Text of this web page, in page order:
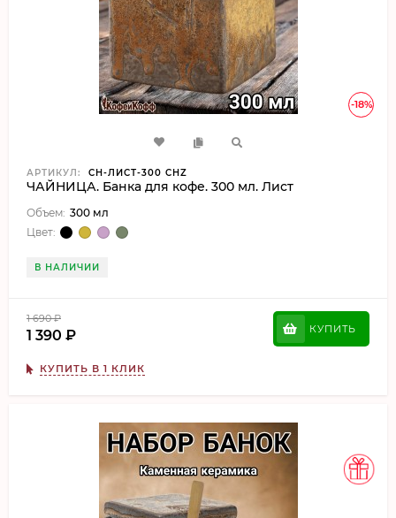
-18%
АРТИКУЛ: CH-ЛИСТ-300 CHZ
ЧАЙНИЦА. Банка для кофе. 300 мл. Лист
Объем: 300 мл
Цвет:
В НАЛИЧИИ
1 690₽
1 390 ₽ КУПИТЬ
КУПИТЬ В 1 КЛИК